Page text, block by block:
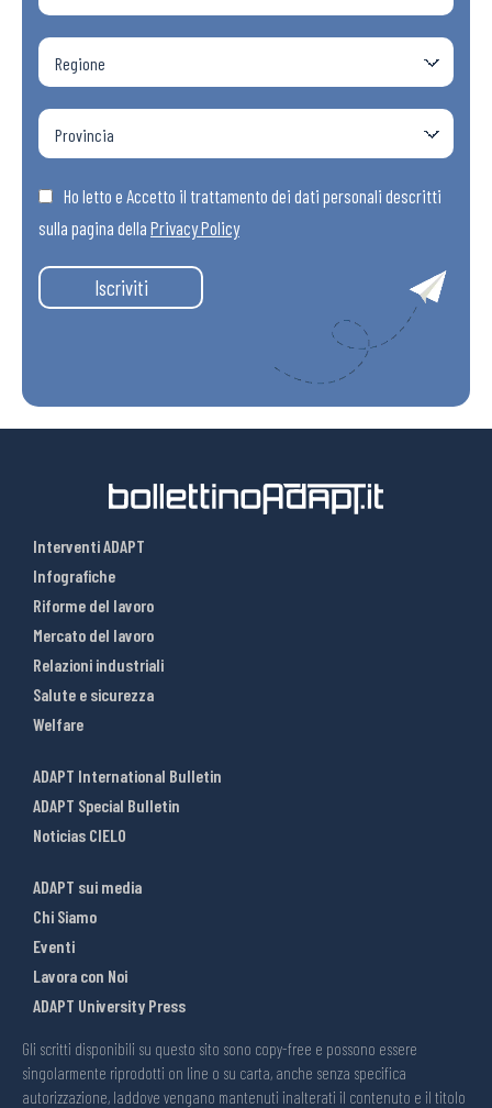
Ho letto e Accetto il trattamento dei dati personali descritti
sulla pagina della Privacy Policy
Iscriviti
Interventi ADAPT
Infografiche
Riforme del lavoro
Mercato del lavoro
Relazioni industriali
Salute e sicurezza
Welfare
ADAPT International Bulletin
ADAPT Special Bulletin
Noticias CIELO
ADAPT sui media
Chi Siamo
Eventi
Lavora con Noi
ADAPT University Press
Gli scritti disponibili su questo sito sono copy-free e possono essere
singolarmente riprodotti on line o su carta, anche senza specifica
autorizzazione, laddove vengano mantenuti inalterati il contenuto e il titolo